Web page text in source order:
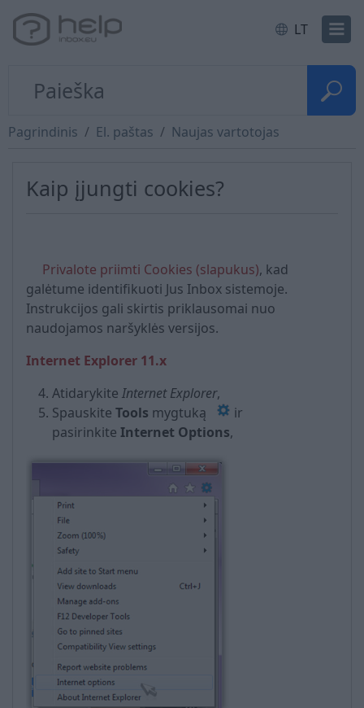
LT
Pagrindinis El. paštas Naujas vartotojas
Kaip įjungti cookies?
Privalote priimti Cookies (slapukus), kad
galėtume identifikuoti Jus Inbox sistemoje.
Instrukcijos gali skirtis priklausomai nuo
naudojamos naršyklės versijos.
Internet Explorer 11.x
Atidarykite Internet Explorer,
Spauskite Tools mygtuką
ir
pasirinkite Internet Options,